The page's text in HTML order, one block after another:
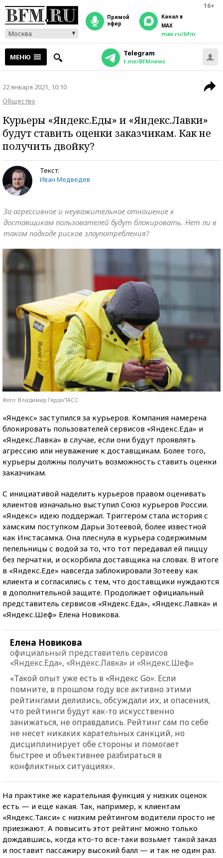
16+
Москва
прямой
эфир
Канал в
MAX
max.ru/bfm
МЕНЮ Telegram
t.me/BFMnews
22 января 2021, 10:10
Общество
Курьеры «Яндекс.Еды» и «Яндекс.Лавки»
будут ставить оценки заказчикам. Как не
получить двойку?
Текст:
Иван Медведев
За агрессивное и неуважительное отношение к
доставщикам пользователей будут блокировать. Нет ли в
таком подходе рисков злоупотребления?
Фото: Владимир Гердо/ТАСС
«Яндекс» заступился за курьеров. Компания намерена
блокировать пользователей сервисов «Яндекс.Еда» и
«Яндекс.Лавка» в случае, если они будут проявлять
агрессию или неуважение к доставщикам. Более того,
курьеры должны получить возможность ставить оценки
заказчикам.
С инициативой наделить курьеров правом оценивать
клиентов изначально выступил Союз курьеров России.
«Яндекс» идею поддержал. Триггером стала история с
хамским поступком Дарьи Зотеевой, более известной
как Инстасамка. Она плеснула в курьера содержимым
пепельницы с водой за то, что тот передавал ей пиццу
без перчатки, и оскорбила доставщика на словах. В итоге
в «Яндекс.Еде» навсегда заблокировали Зотееву как
клиента и согласились с тем, что доставщики нуждаются
в дополнительной защите. Продолжает официальный
представитель сервисов «Яндекс.Еда», «Яндекс.Лавка» и
«Яндекс.Шеф» Елена Новикова.
Елена Новикова
официальный представитель сервисов
«Яндекс.Еда», «Яндекс.Лавка» и «Яндекс.Шеф»
«Такой опыт уже есть в «Яндекс Go». Если
помните, в прошлом году все активно этими
рейтингами делились, обсуждали их, и опасения,
что рейтинги будут как-то искусственно
занижаться, не оправдались. Рейтинг сам по себе
не несет никаких карательных санкций, но
дисциплинирует обе стороны и помогает
быстрее и объективнее разбираться в
конфликтных ситуациях».
На практике же карательная функция у низких оценок
есть — и еще какая. Так, например, к клиентам
«Яндекс.Такси» с низким рейтингом водители просто не
приезжают. А повысить этот рейтинг можно только
дождавшись, когда кто-то все-таки возьмет такой заказ
и поставит пассажиру высокий балл — и так не один раз.